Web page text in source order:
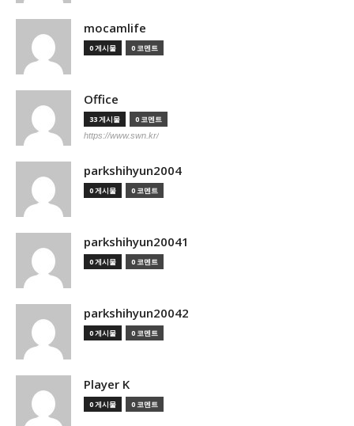
mocamlife
0 게시물 0 코멘트
Office
33 게시물 0 코멘트
https://www.swn.kr/
parkshihyun2004
0 게시물 0 코멘트
parkshihyun20041
0 게시물 0 코멘트
parkshihyun20042
0 게시물 0 코멘트
Player K
0 게시물 0 코멘트